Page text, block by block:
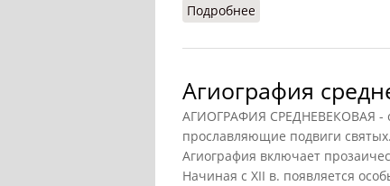
Подробнее
Агиография
АГИОГРАФИЯ СРЕДНЕВЕКОВАЯ -
прославляющие подвиги
Агиография включает
Начиная с XII в. появляется